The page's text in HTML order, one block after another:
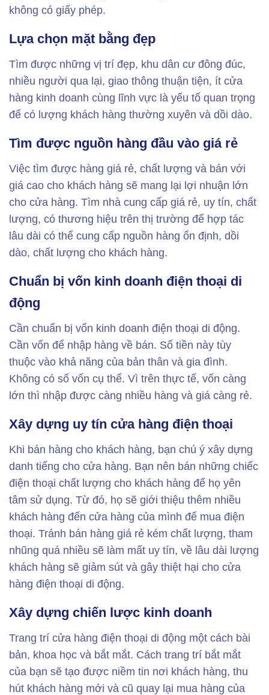
không có giấy phép.
Lựa chọn mặt bằng đẹp
Tìm được những vị trí đẹp, khu dân cư đông đúc,
nhiều người qua lại, giao thông thuận tiện, ít cửa
hàng kinh doanh cùng lĩnh vực là yếu tố quan trọng
để có lượng khách hàng thường xuyên và dồi dào.
Tìm được nguồn hàng đầu vào giá rẻ
Việc tìm được hàng giá rẻ, chất lượng và bán với
giá cao cho khách hàng sẽ mang lại lợi nhuận lớn
cho cửa hàng. Tìm nhà cung cấp giá rẻ, uy tín, chất
lượng, có thương hiệu trên thị trường để hợp tác
lâu dài có thể cung cấp nguồn hàng ổn định, dồi
dào, chất lượng cho khách hàng.
Chuẩn bị vốn kinh doanh điện thoại di
động
Cần chuẩn bị vốn kinh doanh điện thoại di động.
Cần vốn để nhập hàng về bán. Số tiền này tùy
thuộc vào khả năng của bản thân và gia đình.
Không có số vốn cụ thể. Vì trên thực tế, vốn càng
lớn thì nhập được càng nhiều hàng và giá càng rẻ.
Xây dựng uy tín cửa hàng điện thoại
Khi bán hàng cho khách hàng, bạn chú ý xây dựng
danh tiếng cho cửa hàng. Bạn nên bán những chiếc
điện thoại chất lượng cho khách hàng để họ yên
tâm sử dụng. Từ đó, họ sẽ giới thiệu thêm nhiều
khách hàng đến cửa hàng của mình để mua điện
thoại. Tránh bán hàng giá rẻ kém chất lượng, tham
nhũng quá nhiều sẽ làm mất uy tín, về lâu dài lượng
khách hàng sẽ giảm sút và gây thiệt hại cho cửa
hàng điện thoại di động.
Xây dựng chiến lược kinh doanh
Trang trí cửa hàng điện thoại di động một cách bài
bản, khoa học và bắt mắt. Cách trang trí bắt mắt
của bạn sẽ tạo được niềm tin nơi khách hàng, thu
hút khách hàng mới và cũ quay lại mua hàng của